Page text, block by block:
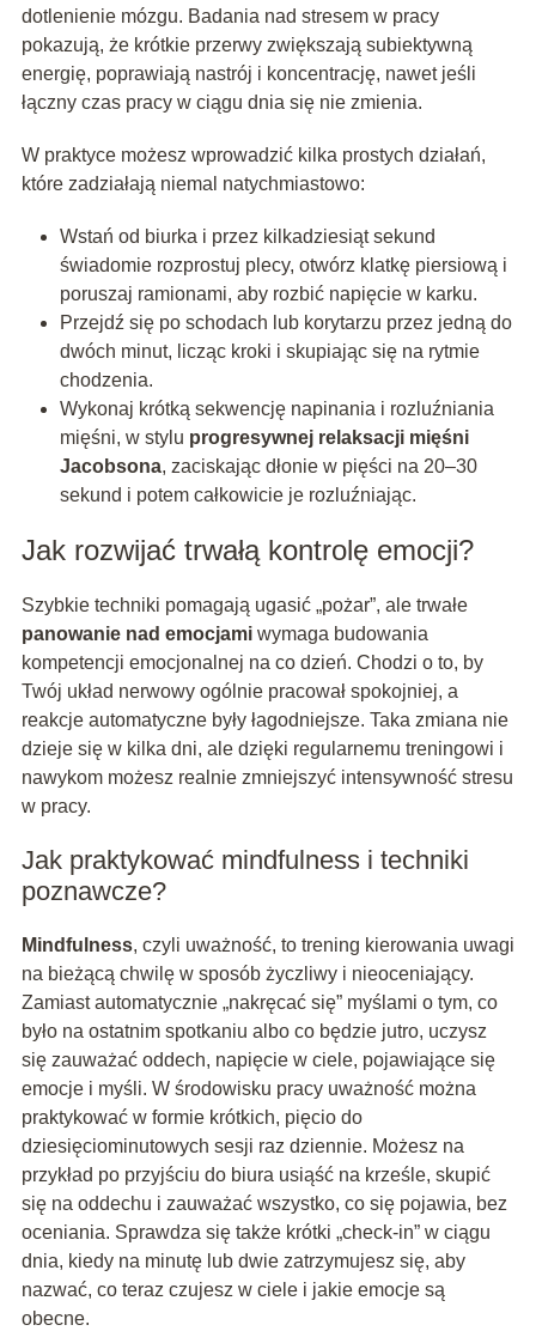
dotlenienie mózgu. Badania nad stresem w pracy
pokazują, że krótkie przerwy zwiększają subiektywną
energię, poprawiają nastrój i koncentrację, nawet jeśli
łączny czas pracy w ciągu dnia się nie zmienia.
W praktyce możesz wprowadzić kilka prostych działań,
które zadziałają niemal natychmiastowo:
Wstań od biurka i przez kilkadziesiąt sekund
świadomie rozprostuj plecy, otwórz klatkę piersiową i
poruszaj ramionami, aby rozbić napięcie w karku.
Przejdź się po schodach lub korytarzu przez jedną do
dwóch minut, licząc kroki i skupiając się na rytmie
chodzenia.
Wykonaj krótką sekwencję napinania i rozluźniania
mięśni, w stylu progresywnej relaksacji mięśni
Jacobsona, zaciskając dłonie w pięści na 20–30
sekund i potem całkowicie je rozluźniając.
Jak rozwijać trwałą kontrolę emocji?
Szybkie techniki pomagają ugasić „pożar”, ale trwałe
panowanie nad emocjamiwymaga budowania
kompetencji emocjonalnej na co dzień. Chodzi o to, by
Twój układ nerwowy ogólnie pracował spokojniej, a
reakcje automatyczne były łagodniejsze. Taka zmiana nie
dzieje się w kilka dni, ale dzięki regularnemu treningowi i
nawykom możesz realnie zmniejszyć intensywność stresu
w pracy.
Jak praktykować mindfulness i techniki
poznawcze?
Mindfulness, czyli uważność, to trening kierowania uwagi
na bieżącą chwilę w sposób życzliwy i nieoceniający.
Zamiast automatycznie „nakręcać się” myślami o tym, co
było na ostatnim spotkaniu albo co będzie jutro, uczysz
się zauważać oddech, napięcie w ciele, pojawiające się
emocje i myśli. W środowisku pracy uważność można
praktykować w formie krótkich, pięcio do
dziesięciominutowych sesji raz dziennie. Możesz na
przykład po przyjściu do biura usiąść na krześle, skupić
się na oddechu i zauważać wszystko, co się pojawia, bez
oceniania. Sprawdza się także krótki „check-in” w ciągu
dnia, kiedy na minutę lub dwie zatrzymujesz się, aby
nazwać, co teraz czujesz w ciele i jakie emocje są
obecne.